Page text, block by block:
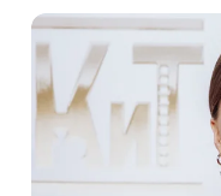
Новая работа